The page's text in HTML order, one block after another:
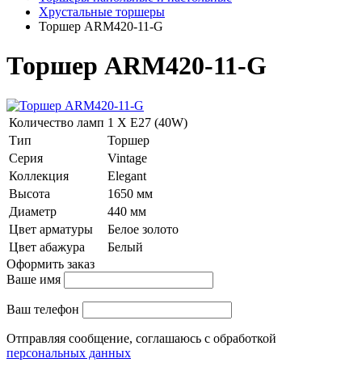
Хрустальные торшеры
Торшер ARM420-11-G
Торшер ARM420-11-G
Количество ламп 1 Х E27 (40W)
Тип
Торшер
Серия
Vintage
Коллекция
Elegant
Высота
1650 мм
Диаметр
440 мм
Цвет арматуры
Белое золото
Цвет абажура
Белый
Оформить заказ
Ваше имя
Ваш телефон
Отправляя сообщение, соглашаюсь с обработкой
персональных данных